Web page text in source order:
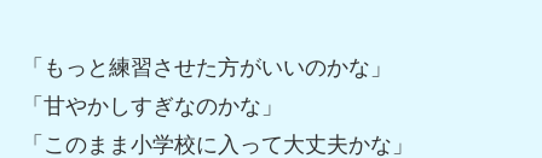
「もっと練習させた方がいいのかな」
「甘やかしすぎなのかな」
「このまま小学校に入って大丈夫かな」